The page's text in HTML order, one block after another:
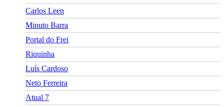
Carlos Leen
Minuto Barra
Portal do Frei
Riquinha
Luís Cardoso
Neto Ferreira
Atual 7